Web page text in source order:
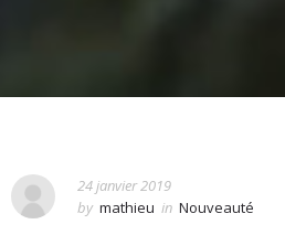
24 janvier 2019
by mathieu in Nouveauté